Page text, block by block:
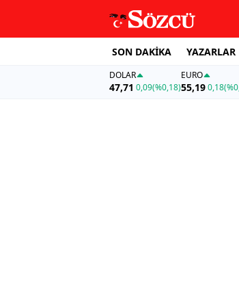
SON DAKİKA YAZARLAR
DOLAR
47,71 0,09(%0,18)
EURO
55,19 0,18